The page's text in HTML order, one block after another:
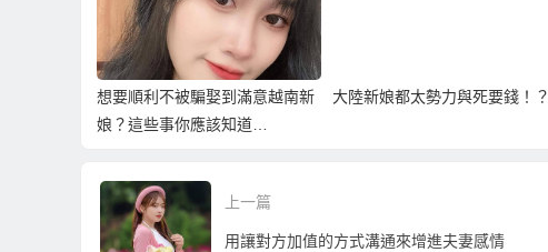
想要順利不被騙娶到滿意越南新
娘？這些事你應該知道…
大陸新娘都太勢力與死要錢！？
上一篇
用讓對方加值的方式溝通來增進夫妻感情